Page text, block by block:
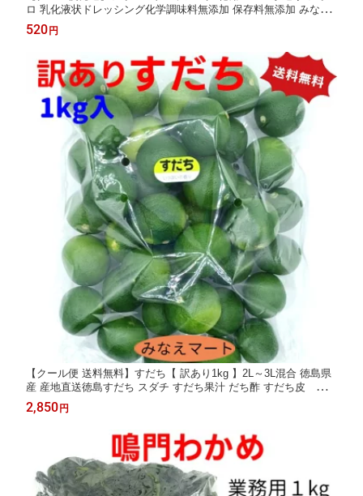
ロ 乳化液状ドレッシング化学調味料無添加 保存料無添加 みなえ
マート特選品【サンキュー社】
520円
【クール便 送料無料】すだち【 訳あり1kg 】2L～3L混合 徳島県
産 産地直送徳島すだち スダチ すだち果汁 だち酢 すだち皮 スダ
チチン お刺身 焼き魚 すだちラッシー すだち酒 みなえマート 特
選品【北海道,沖縄便は＋900円送料】
2,850円